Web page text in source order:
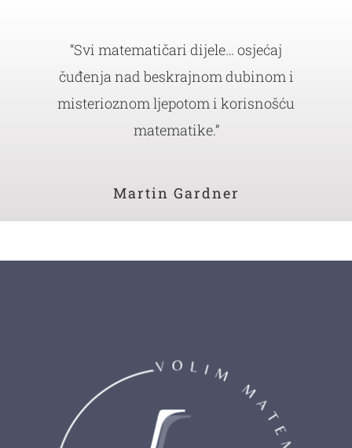
“Svi matematičari dijele… osjećaj
čuđenja nad beskrajnom dubinom i
misterioznom ljepotom i korisnošću
matematike.”
Martin Gardner